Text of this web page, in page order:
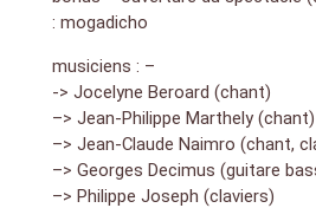
: mogadicho
musiciens : –
-> Jocelyne Beroard (chant)
–> Jean-Philippe Marthely (chant)
–> Jean-Claude Naimro (chant,
–> Georges Decimus (guitare
–> Philippe Joseph (claviers)